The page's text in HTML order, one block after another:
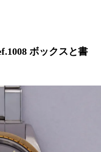
ボックスと書